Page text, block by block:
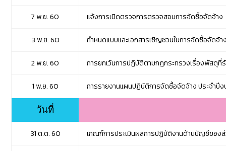
7 พ.ย. 60 แจ้งการเปิดตรวจการตรวจสอบการจัดซื้อจัดจ้าง
3 พ.ย. 60 กำหนดแบบและเอกสารเชิญชวนในการจัดซื้อจัด
2 พ.ย. 60 การยกเว้นการปฏิบัติตามกฎกระทรวงเรื่องพัสดุ
1 พ.ย. 60 การรายงานแผนปฏิบัติการจัดซื้อจัดจ้าง ประจำปี
วันที่
31 ต.ต. 60 เกณฑ์การประเมินผลการปฏิบัติงานด้านบัญชีของ